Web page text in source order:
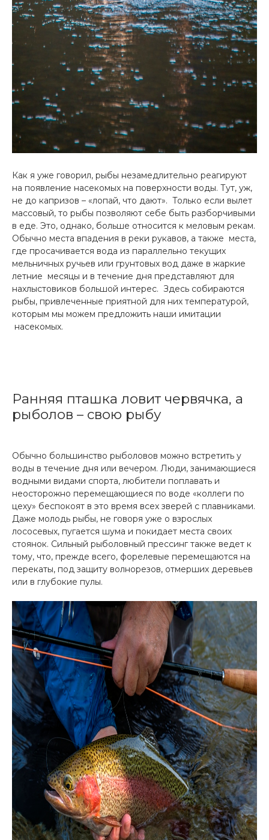
Как я уже говорил, рыбы незамедлительно реагируют
на появление насекомых на поверхности воды. Тут, уж,
не до капризов – «лопай, что дают». Только если вылет
массовый, то рыбы позволяют себе быть разборчивыми
в еде. Это, однако, больше относится к меловым рекам.
Обычно места впадения в реки рукавов, а также места,
где просачивается вода из параллельно текущих
мельничных ручьев или грунтовых вод даже в жаркие
летние месяцы и в течение дня представляют для
нахлыстовиков большой интерес. Здесь собираются
рыбы, привлеченные приятной для них температурой,
которым мы можем предложить наши имитации
насекомых.
Ранняя пташка ловит червячка, а
рыболов – свою рыбу
Обычно большинство рыболовов можно встретить у
воды в течение дня или вечером. Люди, занимающиеся
водными видами спорта, любители поплавать и
неосторожно перемещающиеся по воде «коллеги по
цеху» беспокоят в это время всех зверей с плавниками.
Даже молодь рыбы, не говоря уже о взрослых
лососевых, пугается шума и покидает места своих
стоянок. Сильный рыболовный прессинг также ведет к
тому, что, прежде всего, форелевые перемещаются на
перекаты, под защиту волнорезов, отмерших деревьев
или в глубокие пулы.